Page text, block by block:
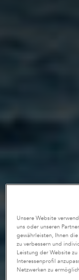
Unsere Website
uns oder unseren
gewährleisten, Ihnen
zu verbessern und
Leistung der Website
Interessenprofil
Netzwerken zu